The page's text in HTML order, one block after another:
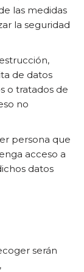
las medidas
la seguridad
de datos
o tratados de
no
persona que
acceso a
datos
serán